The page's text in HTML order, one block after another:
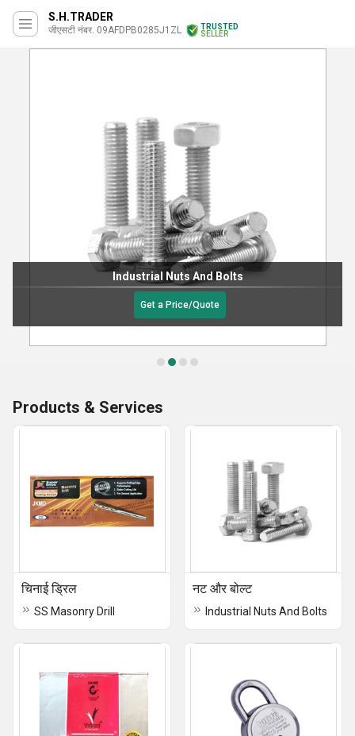
S.H.TRADER
जीएसटी नंबर. 09AFDPB0285J1ZL
TRUSTED
SELLER
Gypsum Screw
Products & Services
चिनाई ड्रिल
SS Masonry Drill
नट और बोल्ट
Industrial Nuts And Bolts